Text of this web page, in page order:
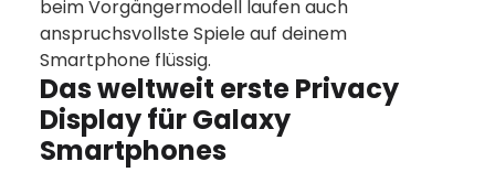
beim Vorgängermodell laufen auch
anspruchsvollste Spiele auf deinem
Smartphone flüssig.
Das weltweit erste Privacy
Display für Galaxy
Smartphones